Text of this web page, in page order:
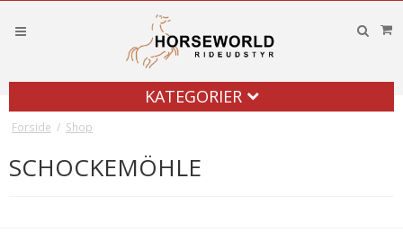
KATEGORIER
Forside / Shop
SCHOCKEMÖHLE